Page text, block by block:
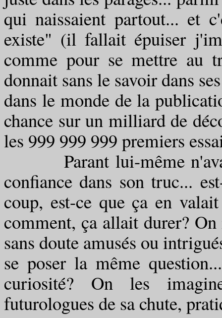
qui naissaient partout... et
existe" (il fallait épuiser
comme pour se mettre au
donnait sans le savoir dans
dans le monde de la
chance sur un milliard de
les 999 999 999 premiers
Parant lui-même n'avait
confiance dans son truc...
coup, est-ce que ça en
comment, ça allait durer?
sans doute amusés ou
se poser la même
curiosité? On les
futurologues de sa chute,